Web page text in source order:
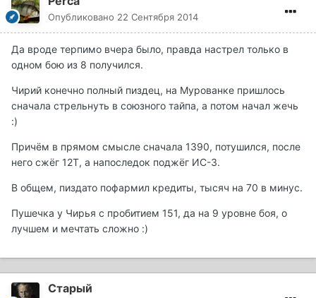
Опубликовано 22 Сентября 2014
Да вроде терпимо вчера было, правда настрел только в
одном бою из 8 получился.
Чирий конечно полный пиздец, на Мурованке пришлось
сначала стрельнуть в союзного тайпа, а потом начал жечь
:)
Причём в прямом смысле сначала 1390, потушился, после
него сжёг 12Т, а напоследок поджёг ИС-3.
В общем, пиздато пофармил кредиты, тысяч на 70 в минус.
Пушечка у Чирья с пробитием 151, да на 9 уровне боя, о
лучшем и мечтать сложно :)
Старый